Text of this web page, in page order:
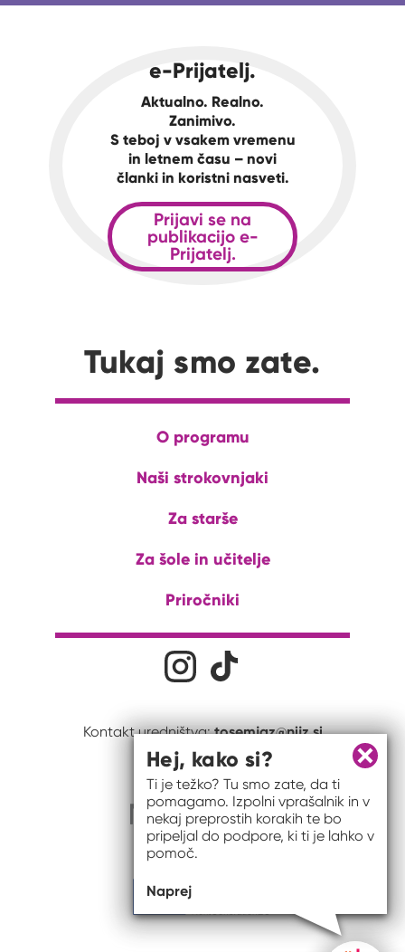
e-Prijatelj.
Aktualno. Realno.
Zanimivo.
S teboj v vsakem vremenu
in letnem času – novi
članki in koristni nasveti.
Prijavi se na
publikacijo e-
Prijatelj.
Tukaj smo zate.
O programu
Naši strokovnjaki
Za starše
Za šole in učitelje
Priročniki
Družabna omrežjaNa naš Instagram profil
Kontakt uredništva:tosemjaz@nijz.si
Zapri
Hej, kako si?
Ti je težko? Tu smo zate, da ti
pomagamo. Izpolni vprašalnik in v
nekaj preprostih korakih te bo
pripeljal do podpore, ki ti je lahko v
pomoč.
Naprej